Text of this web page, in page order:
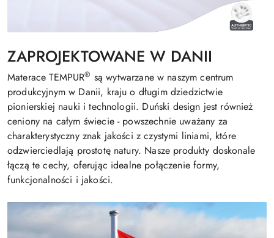
ZAPROJEKTOWANE W DANII
Materace TEMPUR® są wytwarzane w naszym centrum
produkcyjnym w Danii, kraju o długim dziedzictwie
pionierskiej nauki i technologii. Duński design jest również
ceniony na całym świecie - powszechnie uważany za
charakterystyczny znak jakości z czystymi liniami, które
odzwierciedlają prostotę natury. Nasze produkty doskonale
łączą te cechy, oferując idealne połączenie formy,
funkcjonalności i jakości.